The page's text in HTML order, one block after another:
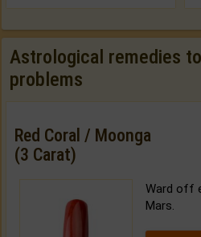
Astrological remedies
problems
Red Coral / Moonga
(3 Carat)
Ward off
Mars.